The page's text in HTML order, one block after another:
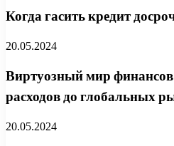
Когда гасить кредит
20.05.2024
Виртуозный мир
расходов до глобальных
20.05.2024